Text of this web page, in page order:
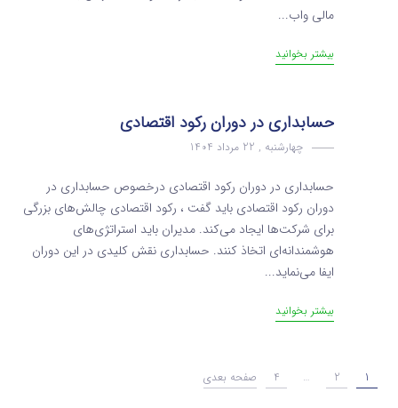
مالی واب...
بیشتر بخوانید
حسابداری در دوران رکود اقتصادی
چهارشنبه , 22 مرداد 1404
حسابداری در دوران رکود اقتصادی درخصوص حسابداری در
دوران رکود اقتصادی باید گفت ، رکود اقتصادی چالش‌های بزرگی
برای شرکت‌ها ایجاد می‌کند. مدیران باید استراتژی‌های
هوشمندانه‌ای اتخاذ کنند. حسابداری نقش کلیدی در این دوران
ایفا می‌نماید...
بیشتر بخوانید
1
2
…
4 صفحه بعدی